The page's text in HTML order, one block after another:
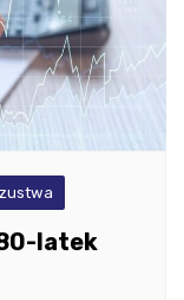
latek